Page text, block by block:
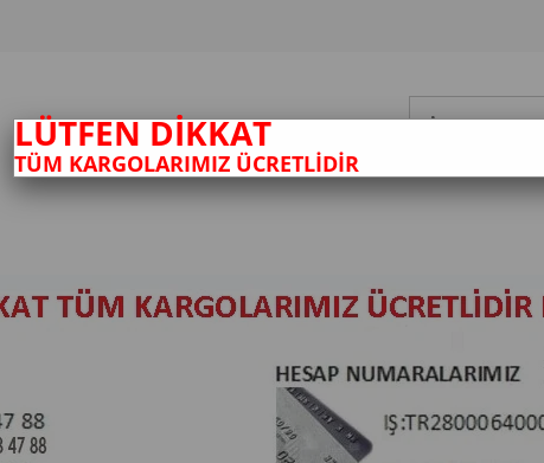
LÜTFEN DİKKAT
TÜM KARGOLARIMIZ ÜCRETLİDİR